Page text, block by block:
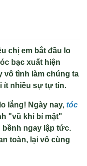
chị em bắt đầu lo
bạc xuất hiện
vô tình làm chúng ta
ít nhiều sự tự tin.
lắng! Ngày nay, tóc
"vũ khí bí mật"
bềnh ngay lập tức.
toàn, lại vô cùng